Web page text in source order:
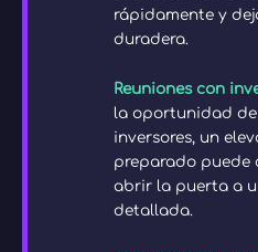
rápidamente y
duradera.
Reuniones con
la oportunidad
inversores, un
preparado puede
abrir la puerta a
detallada.